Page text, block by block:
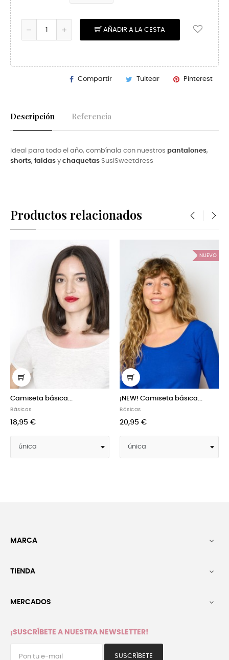
AÑADIR A LA CESTA
Compartir Tuitear Pinterest
Descripción Referencia
Ideal para todo el año, combínala con nuestros pantalones,
shorts, faldas y chaquetas SusiSweetdress
Productos relacionados
¡NEW! Camiseta básica... Camiseta
MARCA 
TIENDA 
MERCADOS 
¡SUSCRÍBETE A NUESTRA NEWSLETTER!
SUSCRÍBETE